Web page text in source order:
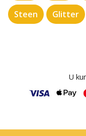
Steen Glitter
U